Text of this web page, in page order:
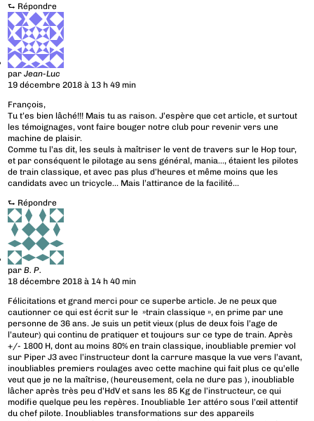
⮑ Répondre
parJean-Luc
19 décembre 2018 à 13 h 49 min
François,
Tu t’es bien lâché!!! Mais tu as raison. J’espère que cet article, et surtout
les témoignages, vont faire bouger notre club pour revenir vers une
machine de plaisir.
Comme tu l’as dit, les seuls à maîtriser le vent de travers sur le Hop tour,
et par conséquent le pilotage au sens général, mania…, étaient les pilotes
de train classique, et avec pas plus d’heures et même moins que les
candidats avec un tricycle… Mais l’attirance de la facilité…
⮑ Répondre
parB. P.
18 décembre 2018 à 14 h 40 min
Félicitations et grand merci pour ce superbe article. Je ne peux que
cautionner ce qui est écrit sur le »train classique », en prime par une
personne de 36 ans. Je suis un petit vieux (plus de deux fois l’age de
l’auteur) qui continu de pratiquer et toujours sur ce type de train. Après
+/- 1800 H, dont au moins 80% en train classique, inoubliable premier vol
sur Piper J3 avec l’instructeur dont la carrure masque la vue vers l’avant,
inoubliables premiers roulages avec cette machine qui fait plus ce qu’elle
veut que je ne la maîtrise, (heureusement, cela ne dure pas ), inoubliable
lâcher après très peu d’HdV et sans les 85 Kg de l’instructeur, ce qui
modifie quelque peu les repères. Inoubliable 1er attéro sous l’œil attentif
du chef pilote. Inoubliables transformations sur des appareils